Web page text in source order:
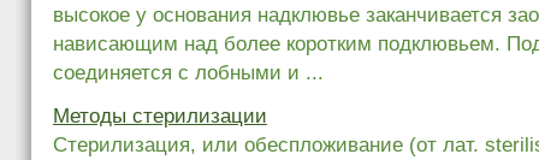
высокое у основания надклювье заканчивается
нависающим над более коротким подклювьем.
соединяется с лобными и ...
Методы стерилизации
Стерилизация, или обеспложивание (от лат.